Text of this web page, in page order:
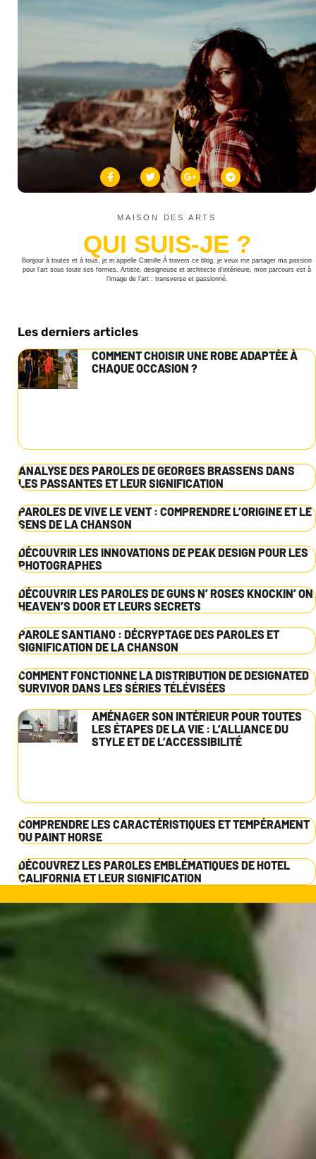
MAISON DES ARTS
QUI SUIS-JE ?
Bonjour à toutes et à tous, je m’appelle Camille À travers ce blog, je veux me partager ma passion
pour l’art sous toute ses formes. Artiste, designeuse et architecte d’intérieure, mon parcours est à
l’image de l’art : transverse et passionné.
Les derniers articles
COMMENT CHOISIR UNE ROBE ADAPTÉE À
CHAQUE OCCASION ?
ANALYSE DES PAROLES DE GEORGES BRASSENS DANS
LES PASSANTES ET LEUR SIGNIFICATION
PAROLES DE VIVE LE VENT : COMPRENDRE L’ORIGINE ET LE
SENS DE LA CHANSON
DÉCOUVRIR LES INNOVATIONS DE PEAK DESIGN POUR LES
PHOTOGRAPHES
DÉCOUVRIR LES PAROLES DE GUNS N’ ROSES KNOCKIN’ ON
HEAVEN’S DOOR ET LEURS SECRETS
PAROLE SANTIANO : DÉCRYPTAGE DES PAROLES ET
SIGNIFICATION DE LA CHANSON
COMMENT FONCTIONNE LA DISTRIBUTION DE DESIGNATED
SURVIVOR DANS LES SÉRIES TÉLÉVISÉES
AMÉNAGER SON INTÉRIEUR POUR TOUTES
LES ÉTAPES DE LA VIE : L’ALLIANCE DU
STYLE ET DE L’ACCESSIBILITÉ
COMPRENDRE LES CARACTÉRISTIQUES ET TEMPÉRAMENT
DU PAINT HORSE
DÉCOUVREZ LES PAROLES EMBLÉMATIQUES DE HOTEL
CALIFORNIA ET LEUR SIGNIFICATION